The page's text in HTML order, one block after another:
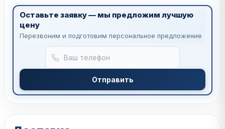
Оставьте заявку — мы предложим лучшую
цену
Перезвоним и подготовим персональное предложение
Отправить